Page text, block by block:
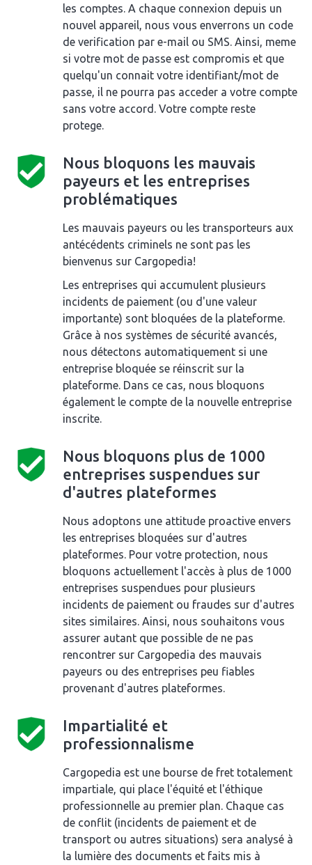
les comptes. A chaque connexion depuis un
nouvel appareil, nous vous enverrons un code
de verification par e-mail ou SMS. Ainsi, meme
si votre mot de passe est compromis et que
quelqu'un connait votre identifiant/mot de
passe, il ne pourra pas acceder a votre compte
sans votre accord. Votre compte reste
protege.
Nous bloquons les mauvais
payeurs et les entreprises
problématiques
Les mauvais payeurs ou les transporteurs aux
antécédents criminels ne sont pas les
bienvenus sur Cargopedia!
Les entreprises qui accumulent plusieurs
incidents de paiement (ou d'une valeur
importante) sont bloquées de la plateforme.
Grâce à nos systèmes de sécurité avancés,
nous détectons automatiquement si une
entreprise bloquée se réinscrit sur la
plateforme. Dans ce cas, nous bloquons
également le compte de la nouvelle entreprise
inscrite.
Nous bloquons plus de 1000
entreprises suspendues sur
d'autres plateformes
Nous adoptons une attitude proactive envers
les entreprises bloquées sur d'autres
plateformes. Pour votre protection, nous
bloquons actuellement l'accès à plus de 1000
entreprises suspendues pour plusieurs
incidents de paiement ou fraudes sur d'autres
sites similaires. Ainsi, nous souhaitons vous
assurer autant que possible de ne pas
rencontrer sur Cargopedia des mauvais
payeurs ou des entreprises peu fiables
provenant d'autres plateformes.
Impartialité et
professionnalisme
Cargopedia est une bourse de fret totalement
impartiale, qui place l'équité et l'éthique
professionnelle au premier plan. Chaque cas
de conflit (incidents de paiement et de
transport ou autres situations) sera analysé à
la lumière des documents et faits mis à